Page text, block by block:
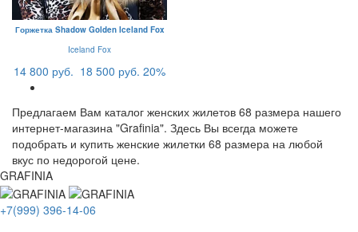
Горжетка Shadow Golden Iceland Fox
Iceland Fox
14 800 руб. 18 500 руб. 20%
Предлагаем Вам каталог женских жилетов 68 размера нашего
интернет-магазина "Grafinia". Здесь Вы всегда можете
подобрать и купить женские жилетки 68 размера на любой
вкус по недорогой цене.
GRAFINIA
+7(999) 396-14-06